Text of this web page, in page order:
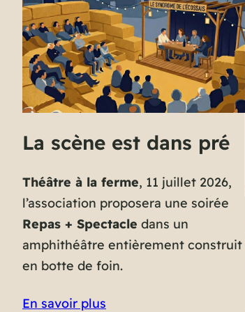
La scène est dans pré
Théâtre à la ferme, 11 juillet 2026,
l’association proposera une soirée
Repas + Spectacle dans un
amphithéâtre entièrement construit
en botte de foin.
En savoir plus